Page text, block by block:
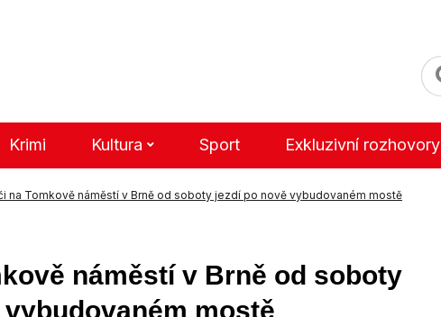
Krimi Kultura Sport Exkluzivní rozhovory
na Tomkově náměstí v Brně od soboty jezdí po nově vybudovaném mostě
náměstí v Brně od soboty
mostě